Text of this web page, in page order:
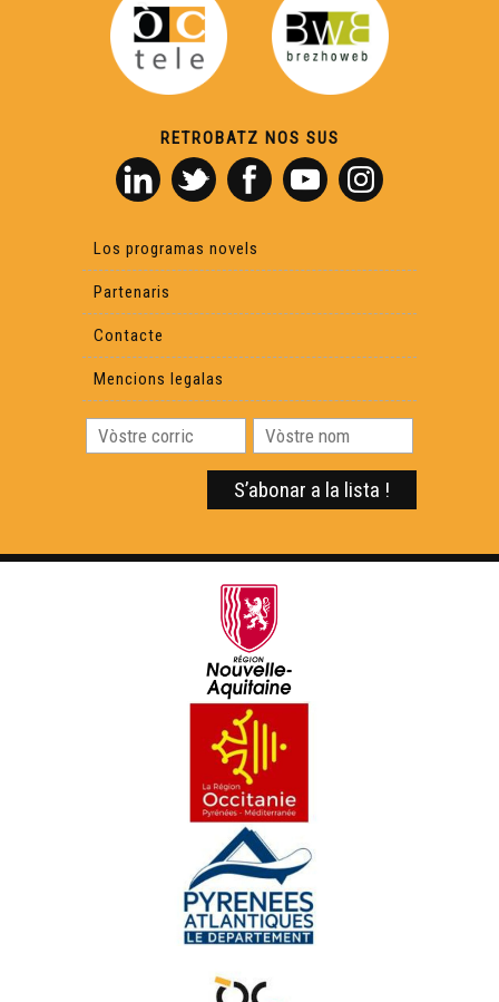
Manufacture Verbale (1)
Luc Aussibal
Maishanta Lenga & Amassa
Saps (2)
Lo Barrut - L'Ombra de Mai
Maishanta lenga : Era Sauta Banassa
Croc'stane (3)
Doctors de Trobar
Maishanta Lenga : Los Hilhs de la Montanha
RETROBATZ NOS SUS
Los programas novels
Partenaris
Contacte
Mencions legalas